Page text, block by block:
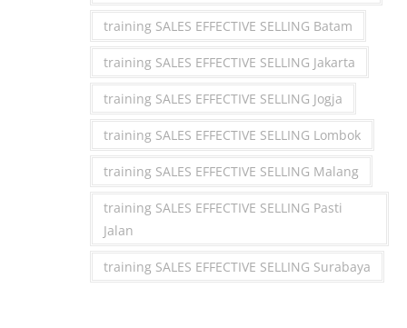
training SALES EFFECTIVE SELLING Batam
training SALES EFFECTIVE SELLING Jakarta
training SALES EFFECTIVE SELLING Jogja
training SALES EFFECTIVE SELLING Lombok
training SALES EFFECTIVE SELLING Malang
training SALES EFFECTIVE SELLING Pasti
Jalan
training SALES EFFECTIVE SELLING Surabaya